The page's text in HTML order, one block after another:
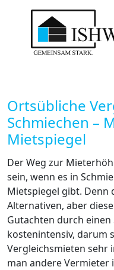
Ortsübliche
Schmiechen –
Mietspiegel
Der Weg zur
sein, wenn es in
Mietspiegel gibt. Denn
Alternativen, aber
Gutachten durch
kostenintensiv, darum
Vergleichsmieten sehr
man andere Vermieter